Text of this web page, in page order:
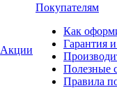
Акции
Покупателям
Как
Гарантия
Полезные
Правила